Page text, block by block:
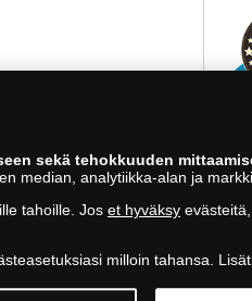
sekä tehokkuuden
median, analytiikka-alan ja
tahoille. Jos et hyväksy
milloin tahansa.